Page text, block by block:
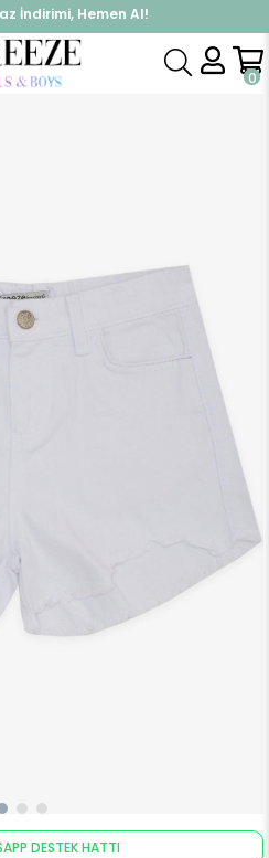
İndirimi, Hemen Al!
Kap, Hemen Üye Ol!
0
Kapri & Şort Kız Çocuk Kot Şort Paçası Püsküllü Cepli Düğmeli Beyaz (10-14 Yaş)
DESTEK HATTI